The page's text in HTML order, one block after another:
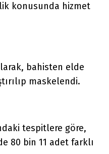
konusunda hizmet
bahisten elde
maskelendi.
tespitlere göre,
80 bin 11 adet farklı